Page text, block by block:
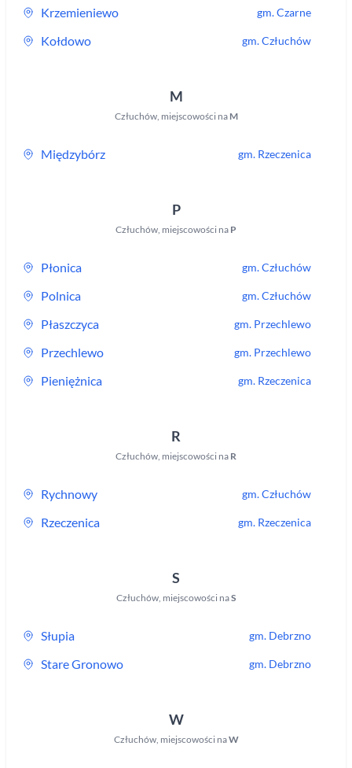
Krzemieniewo gm.Czarne
Kołdowo gm.Człuchów
M
Człuchów, miejscowości na M
Międzybórz gm. Rzeczenica
P
Człuchów, miejscowości na P
Płonica gm.Człuchów
Polnica gm.Człuchów
Płaszczyca gm. Przechlewo
Przechlewo gm. Przechlewo
Pieniężnica gm. Rzeczenica
R
Człuchów, miejscowości na R
Rychnowy gm.Człuchów
Rzeczenica gm. Rzeczenica
S
Człuchów, miejscowości naS
Słupia gm. Debrzno
Stare Gronowo gm. Debrzno
W
Człuchów, miejscowości naW